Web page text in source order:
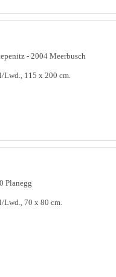
- 2004 Meerbusch
Lwd., 115 x 200 cm.
Planegg
Lwd., 70 x 80 cm.